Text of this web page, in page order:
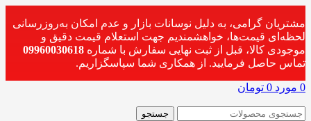
مشتریان گرامی، به دلیل نوسانات بازار و عدم امکان به‌روزرسانی
لحظه‌ای قیمت‌ها، خواهشمندیم جهت استعلام قیمت دقیق و
موجودی کالا، قبل از ثبت نهایی سفارش با شماره 09960030618
تماس حاصل فرمایید. از همکاری شما سپاسگزاریم.
0 مورد 0 تومان
جستجو